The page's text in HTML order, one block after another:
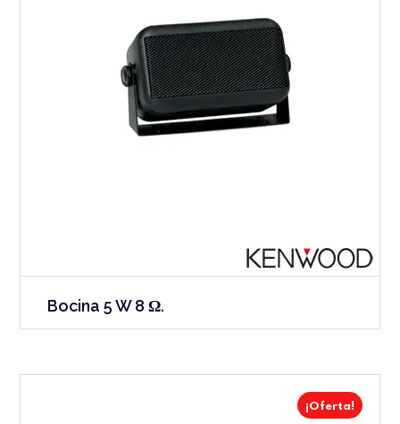
Bocina 5 W 8 Ω.
¡Oferta!